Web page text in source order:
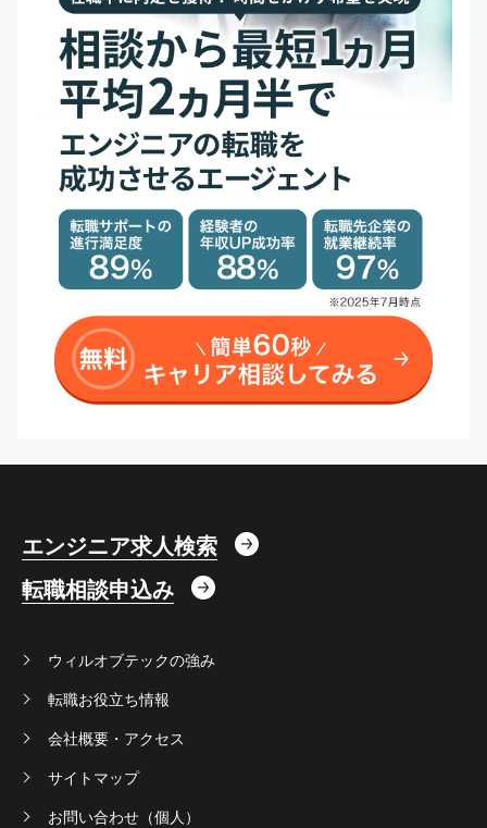
エンジニア求人検索
転職相談申込み
ウィルオブテックの強み
転職お役立ち情報
会社概要・アクセス
サイトマップ
お問い合わせ（個人）